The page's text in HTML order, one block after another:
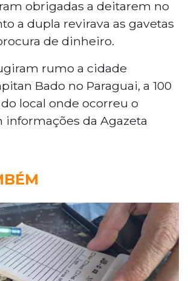
obrigadas a deitarem no
a dupla revirava as gavetas
de dinheiro.
rumo a cidade
Bado no Paraguai, a 100
local onde ocorreu o
informações da Agazeta